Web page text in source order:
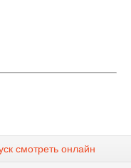
смотреть онлайн